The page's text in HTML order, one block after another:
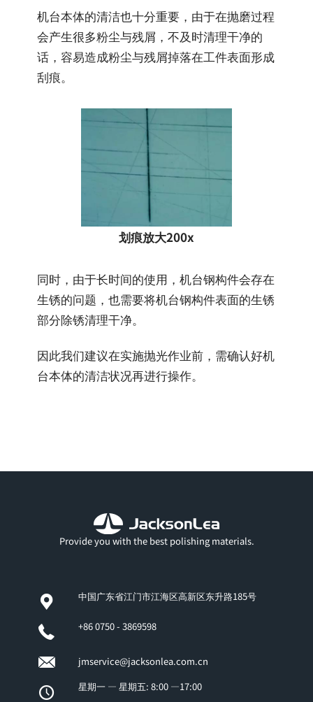
机台本体的清洁也十分重要，由于在抛磨过程
会产生很多粉尘与残屑，不及时清理干净的
话，容易造成粉尘与残屑掉落在工件表面形成
刮痕。
划痕放大200x
同时，由于长时间的使用，机台钢构件会存在
生锈的问题，也需要将机台钢构件表面的生锈
部分除锈清理干净。
因此我们建议在实施抛光作业前，需确认好机
台本体的清洁状况再进行操作。
Provide you with the best polishing materials.
中国广东省江门市江海区高新区东升路185号
+86 0750 - 3869598
jmservice@jacksonlea.com.cn
星期一 — 星期五: 8:00 —17:00